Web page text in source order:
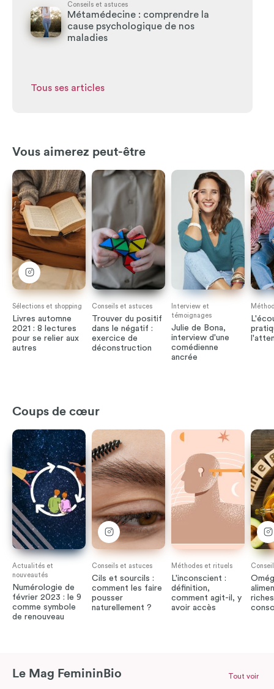
Conseils et astuces
Métamédecine : comprendre la
cause psychologique de nos
maladies
Tous ses articles
Vous aimerez peut-être
Sélections et shopping
Livres automne
2021 : 8 lectures
pour se relier aux
autres
Conseils et astuces
Trouver du positif
dans le négatif :
exercice de
déconstruction
Interview et
témoignages
Julie de Bona,
interview d'une
comédienne
ancrée
Coups de cœur
Actualités et
nouveautés
Numérologie de
février 2023 : le 9
comme symbole
de renouveau
Conseils et astuces
Cils et sourcils :
comment les faire
pousser
naturellement ?
Méthodes et rituels
L'inconscient :
définition,
comment agit-il, y
avoir accès
Le Mag FemininBio Tout voir